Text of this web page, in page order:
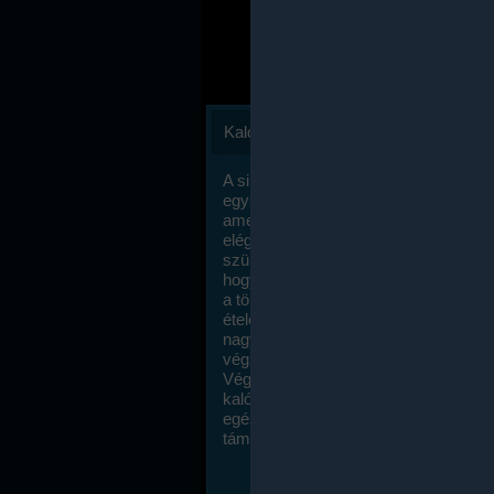
Kalóriaszámlálás
A sikeres fogyás titka valójában igen
egyszerű: égess több energiát, mint
amennyit beviszel. Természetesen
elég nagy fegyelemre és akaraterőre
szükség, de meglepődve fogod
hogy a kalóriaszámolás mennyire
a többi diétához képest. Itt nincsenek
ételek és a megengedett kalóriabevitelt
nagymértékben növelheted ha
végzel.
Végül, de nem utolsó sorban, a
kalóriaszámolás módszerét a legtöbb
egészségügyi szakorvos ajánlja és
támogatja.